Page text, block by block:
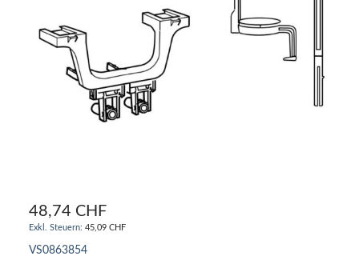
48,74 CHF
45,09 CHF
VS0863854